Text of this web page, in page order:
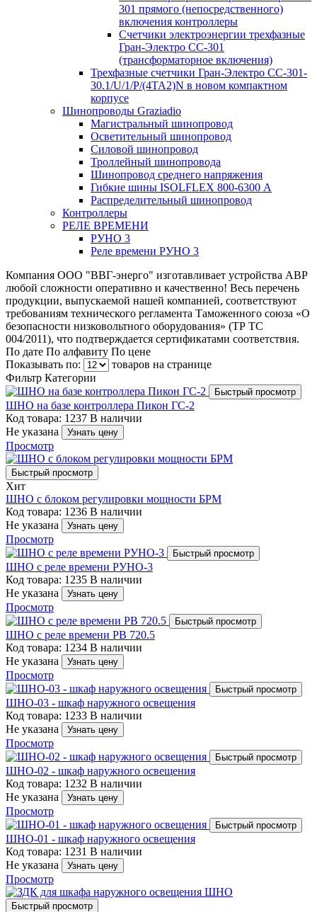
301 прямого (непосредственного)
включения контроллеры
Счетчики электроэнергии трехфазные
Гран-Электро CC-301
(трансформаторное включения)
Трехфазные счетчики Гран-Электро СС-301-
30.1/U/1/P/(4TA2)N в новом компактном
корпусе
Шинопроводы Graziadio
Магистральный шинопровод
Осветительный шинопровод
Силовой шинопровод
Троллейный шинопровода
Шинопровод среднего напряжения
Гибкие шины ISOLFLEX 800-6300 А
Распределительный шинопровод
Контроллеры
РЕЛЕ ВРЕМЕНИ
РУНО 3
Реле времени РУНО 3
Компания ООО "ВВГ-энерго" изготавливает устройства АВР
любой сложности оперативно и качественно! Весь перечень
продукции, выпускаемой нашей компанией, соответствуют
требованиям технического регламента Таможенного союза «О
безопасности низковольтного оборудования» (ТР ТС
004/2011), что подтверждается сертификатами соответствия.
По дате По алфавиту По цене
Показывать по:
товаров на странице
Фильтр Категории
Быстрый просмотр
ШНО на базе контроллера Пикон ГС-2
Код товара: 1237 В наличии
Не указана
Узнать цену
Просмотр
Быстрый просмотр
Хит
ШНО с блоком регулировки мощности БРМ
Код товара: 1236 В наличии
Не указана
Узнать цену
Просмотр
Быстрый просмотр
ШНО с реле времени РУНО-3
Код товара: 1235 В наличии
Не указана
Узнать цену
Просмотр
Быстрый просмотр
ШНО с реле времени РВ 720.5
Код товара: 1234 В наличии
Не указана
Узнать цену
Просмотр
Быстрый просмотр
ШНО-03 - шкаф наружного освещения
Код товара: 1233 В наличии
Не указана
Узнать цену
Просмотр
Быстрый просмотр
ШНО-02 - шкаф наружного освещения
Код товара: 1232 В наличии
Не указана
Узнать цену
Просмотр
Быстрый просмотр
ШНО-01 - шкаф наружного освещения
Код товара: 1231 В наличии
Не указана
Узнать цену
Просмотр
Быстрый просмотр